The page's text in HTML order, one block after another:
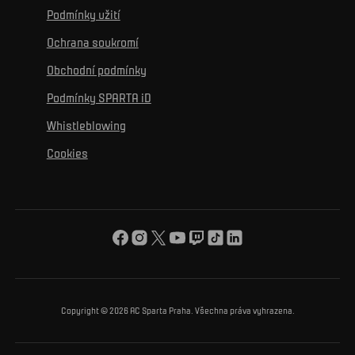
Sociální sítě
Mural výzva
Pro média
Vzdělávání
Turnaje
Hospitalita
Ke zdravému životu
K osobnímu rozvoji
K začlenění se
K ochraně životního prostředí
K obecnému dobru
O nás
Podmínky užití
Ochrana soukromí
Obchodní podmínky
Podmínky SPARTA iD
Whistleblowing
Cookies
Copyright © 2026 AC Sparta Praha. Všechna práva vyhrazena.